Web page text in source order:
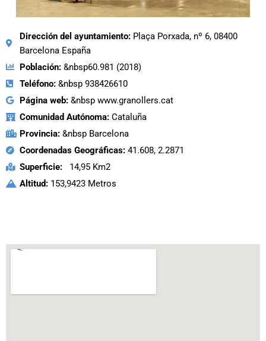
Dirección del ayuntamiento: Plaça Porxada, nº 6, 08400
Barcelona España
Población:&nbsp60.981 (2018)
Teléfono:&nbsp 938426610
Página web:&nbsp www.granollers.cat
Comunidad Autónoma:Cataluña
Provincia:&nbsp Barcelona
Coordenadas Geográficas:41.608, 2.2871
Superficie:14,95 Km2
Altitud:153,9423 Metros